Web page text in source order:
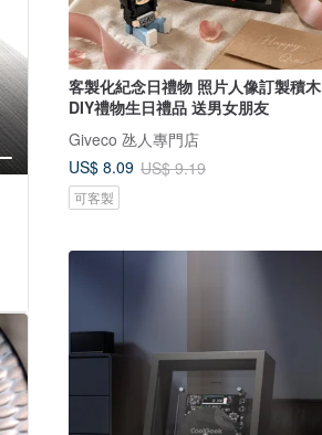
客製化紀念日禮物 照片人像訂製積木
DIY禮物生日禮品 送男女朋友
Giveco 氹人專門店
US$ 8.09 US$ 9.19
可客製